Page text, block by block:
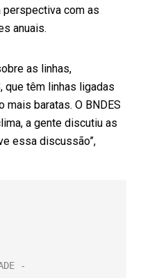
perspectiva com as
anuais.
as linhas,
que têm linhas ligadas
mais baratas. O BNDES
a gente discutiu as
essa discussão”,